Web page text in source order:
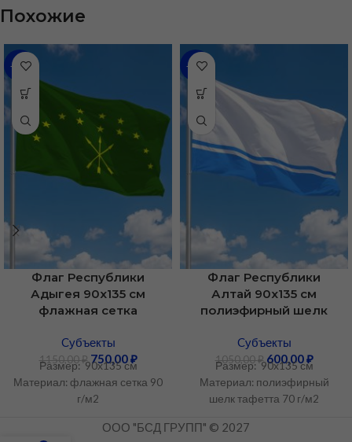
Похожие
-35%
Флаг Республики
Адыгея 90х135 см
флажная сетка
Cубъекты
1150,00₽ 750,00₽
Размер: 90х135 см
Материал: флажная сетка 90
г/м2
-43%
Флаг Республики
Алтай 90х135 см
полиэфирный шелк
Cубъекты
1050,00₽ 600,00₽
Размер: 90х135 см
Материал: полиэфирный
шелк тафетта 70 г/м2
ООО "БСД ГРУПП" © 2027